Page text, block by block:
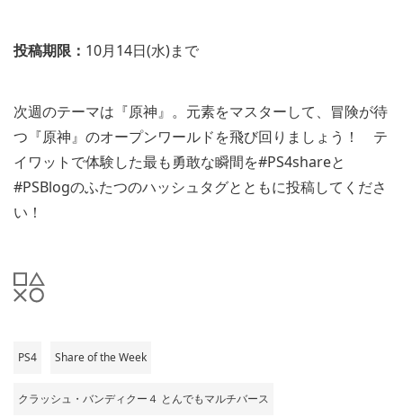
投稿期限： 10月14日(水)まで
次週のテーマは『原神』。元素をマスターして、冒険が待
つ『原神』のオープンワールドを飛び回りましょう！ テ
イワットで体験した最も勇敢な瞬間を#PS4shareと
#PSBlogのふたつのハッシュタグとともに投稿してくださ
い！
PS4 Share of the Week
クラッシュ・バンディクー４ とんでもマルチバース